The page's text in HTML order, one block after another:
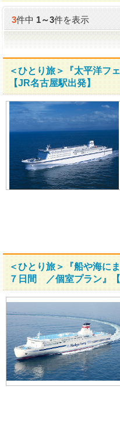
3件中1～3件を表示
＜ひとり旅＞『太平洋フ
【JR名古屋駅出発】
＜ひとり旅＞『船や海に
７日間 ／個室プラン』